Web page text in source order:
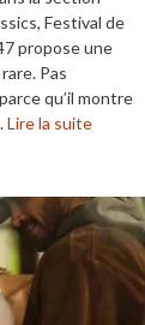
Festival de
propose une
Pas
qu’il montre
Lire la suite